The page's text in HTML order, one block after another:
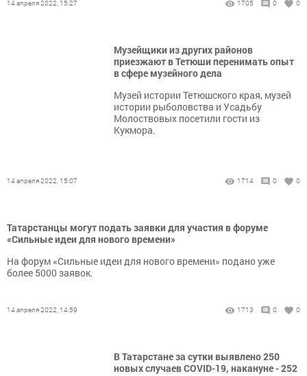
14 апреля 2022, 15:27 1705 0 0
Музейщики из других районов
приезжают в Тетюши перенимать опыт
в сфере музейного дела
Музей истории Тетюшского края, музей
истории рыболовства и Усадьбу
Молоствовых посетили гости из
Кукмора.
14 апреля 2022, 15:07 1714 0 0
Татарстанцы могут подать заявки для участия в форуме
«Сильные идеи для нового времени»
На форум «Сильные идеи для нового времени» подано уже
более 5000 заявок.
14 апреля 2022, 14:59 1713 0 0
В Татарстане за сутки выявлено 250
новых случаев COVID-19, накануне - 252